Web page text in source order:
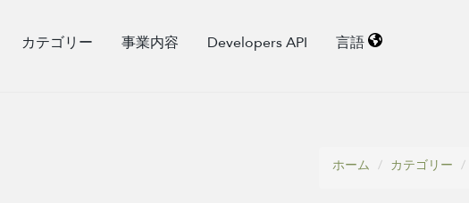
カテゴリー 事業内容 Developers API 言語
ホーム
カテゴリー